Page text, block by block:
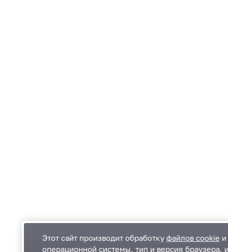
Этот сайт производит обработку файлов cookie
операционной системы, тип и версия браузера,